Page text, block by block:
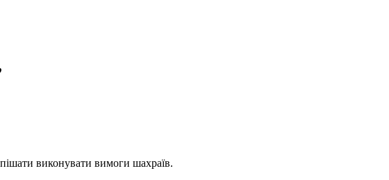
виконувати вимоги шахраїв.